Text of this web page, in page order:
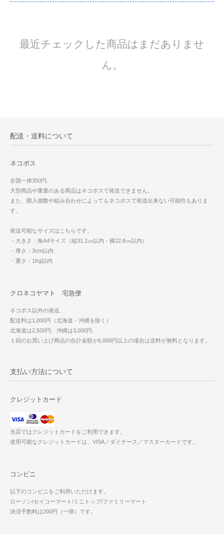
最近チェックした商品はまだありませ
ん。
配送・送料について
ネコポス
全国一律350円。
大型商品や重量のある商品はネコポスで発送できません。
また、購入個数や組み合わせによってもネコポスで発送出来ない可能性もありま
す。
発送可能なサイズはこちらです。
・大きさ：角A4サイズ（縦31.2㎝以内・横22.8㎝以内）
・厚さ：3cm以内
・重さ：1Kg以内
クロネコヤマト 宅急便
ネコポス以外の発送、
配送料は1,000円（北海道・沖縄を除く）
北海道は2,500円、沖縄は3,000円。
１回のお買い上げ商品の合計金額が6,000円以上の場合は送料が無料となります。
支払い方法について
クレジットカード
当店ではクレジットカードをご利用できます。
使用可能なクレジットカードは、VISA／ダイナース／マスターカードです。
コンビニ
以下のコンビニをご利用いただけます。
ローソン/セイコーマート/ミニトップ/ファミリーマート
決済手数料は200円（一律）です。